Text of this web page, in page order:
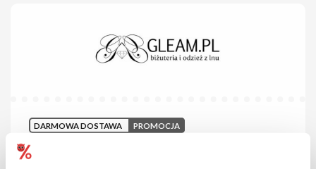
DARMOWA DOSTAWA PROMOCJA
Darmowa dostawa w sklepie Gleam!